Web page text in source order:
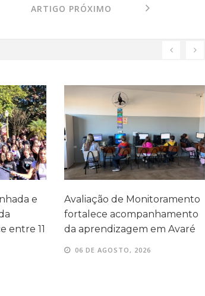
ARTIGO PRÓXIMO
e
entre 11
Avaliação de Monitoramento
fortalece acompanhamento
da aprendizagem em Avaré
06 DE AGOSTO, 2026